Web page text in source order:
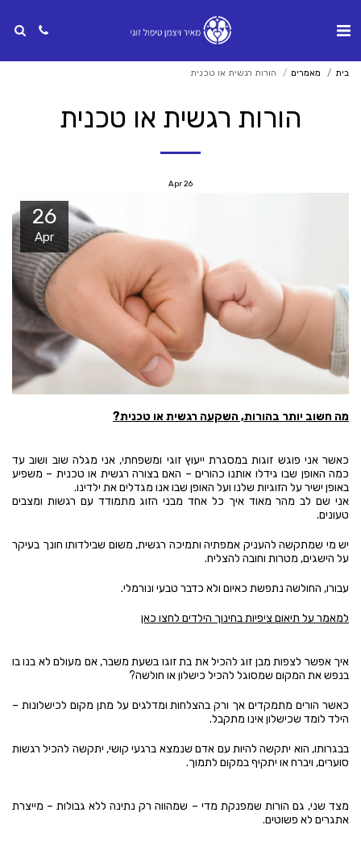
בית מאמרים הורות רגשית או טכנית
הורות רגשית או טכנית
26
Apr
26
Apr
מה חשוב יותר בהורות, השקעה רגשית או טכנית?
כאשר אני פוגש זוגות במסגרת ייעוץ זוגי ומשפחתי, אני מגלה שוב ושוב עד
כמה האופן שבו גידלו אותנו כהורים – האם בצורה רגשית או טכנית – משפיע
באופן ישיר על הזוגיות שלנו ועל האופן שבו אנו מגדלים את ילדינו.
אני שם לב מהר מאוד איך כל אחד מבני הזוג מתמודד עם רגשות ומצבים
טעונים.
יש מי שמתקשה להעניק אמפתיה ותמיכה רגשית, משום שבילדותו חונך בעיקר
על הישגים, מטרות וחובה להצליח.
עבורו, החולשה נתפשת כאיום ולא כדבר טבעי ונורמלי.
למאמר על תיאום ציפיות בחינוך הילדים לחצו כאן
איך אפשר לצפות מבן זוג להכיל את בת זוגו בשעת משבר, אם מעולם לא בנו בו
בנפש את המקום שמסוגל להכיל כישלון או חולשה?
כאשר הורים מתמקדים אך ורק בהצלחות ומדלגים על מתן מקום לכישלונות –
הילד לומד שכישלון אינו מתקבל.
בבגרותו, הוא יתקשה להיות עם אדם שנמצא ברגעי קושי, יתקשה להכיל רגשות
סוערים, ויברח או יתקיף במקום לתמוך.
מצד שני, גם הורות שמפנקת מדי – שמהווה רק נתינה ללא גבולות – מייצרת
אתגרים לא פשוטים.